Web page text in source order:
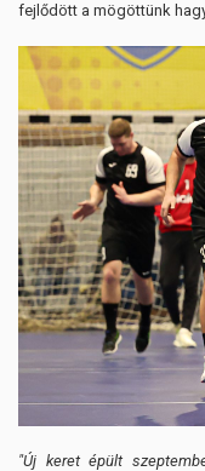
fejlődött a mögöttünk
"Új keret épült